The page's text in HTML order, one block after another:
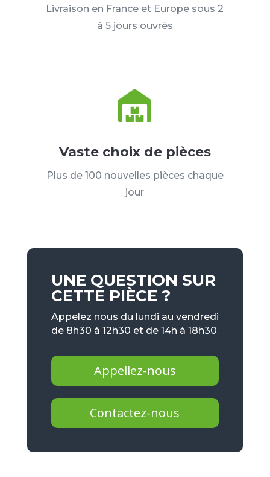
Livraison en France et Europe sous 2
à 5 jours ouvrés
Vaste choix de pièces
Plus de 100 nouvelles pièces chaque
jour
UNE QUESTION SUR
CETTE PIÈCE ?
Appelez nous du lundi au vendredi
de 8h30 à 12h30 et de 14h à 18h30.
Appellez-nous
Contactez-nous